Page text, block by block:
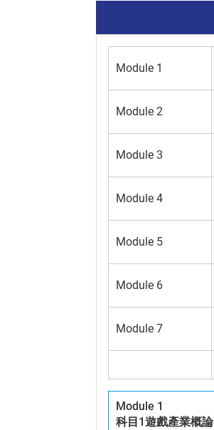
Module 1
Module 2
Module 3
Module 4
Module 5
Module 6
Module 7
Module 1
科目1遊戲產業概論